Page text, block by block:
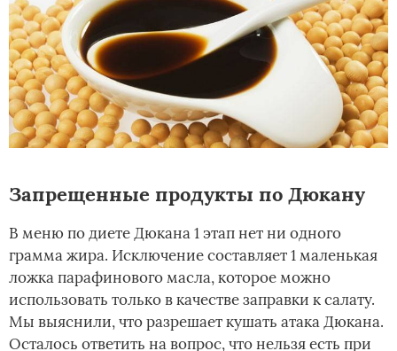
Запрещенные продукты по Дюкану
В меню по диете Дюкана 1 этап нет ни одного
грамма жира. Исключение составляет 1 маленькая
ложка парафинового масла, которое можно
использовать только в качестве заправки к салату.
Мы выяснили, что разрешает кушать атака Дюкана.
Осталось ответить на вопрос, что нельзя есть при